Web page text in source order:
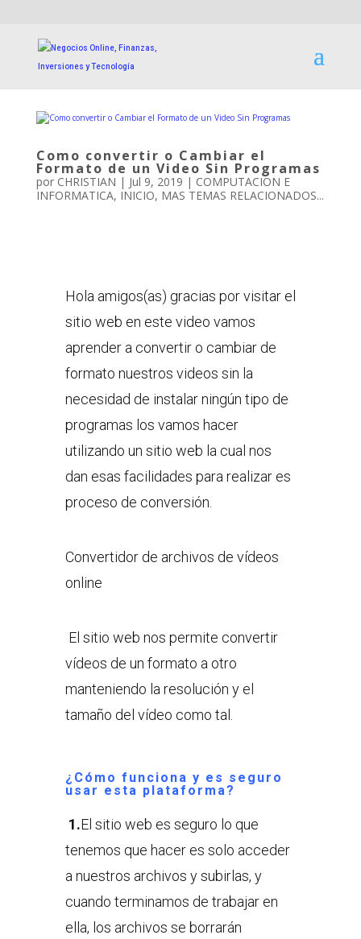
Como convertir o Cambiar el
Formato de un Video Sin Programas
por CHRISTIAN | Jul 9, 2019 | COMPUTACION E
INFORMATICA, INICIO, MAS TEMAS RELACIONADOS...
Hola amigos(as) gracias por visitar el
sitio web en este video vamos
aprender a convertir o cambiar de
formato nuestros videos sin la
necesidad de instalar ningún tipo de
programas los vamos hacer
utilizando un sitio web la cual nos
dan esas facilidades para realizar es
proceso de conversión.
Convertidor de archivos de vídeos
online
El sitio web nos permite convertir
vídeos de un formato a otro
manteniendo la resolución y el
tamaño del vídeo como tal.
¿Cómo funciona y es seguro
usar esta plataforma?
1.El sitio web es seguro lo que
tenemos que hacer es solo acceder
a nuestros archivos y subirlas, y
cuando terminamos de trabajar en
ella, los archivos se borrarán